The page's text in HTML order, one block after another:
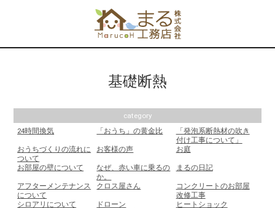
基礎断熱
category
24時間換気
「おうち」の黄金比
「発泡系断熱材の吹き
付け工事について」
おうちづくりの流れに
ついて
お客様の声 お庭
お部屋の壁について
なぜ、赤い車に乗るの
か。
まるの日記
アフターメンテナンス
について
クロス屋さん
コンクリートのお部屋
改修工事
シロアリについて
ドローン
ヒートショック